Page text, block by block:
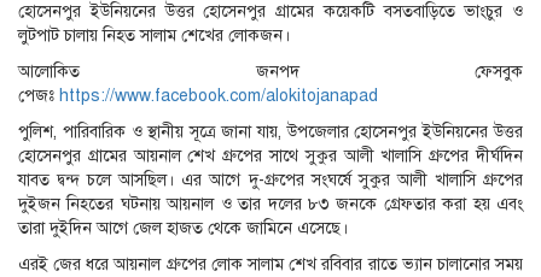
হোসেনপুর ইউনিয়নের উত্তর হোসেনপুর গ্রামের কয়েকটি বসতবাড়িতে ভাংচুর ও
লুটপাট চালায় নিহত সালাম শেখের লোকজন।
আলোকিত জনপদ ফেসবুক
পেজঃ https://www.facebook.com/alokitojanapad
পুলিশ, পারিবারিক ও স্থানীয় সূত্রে জানা যায়, উপজেলার হোসেনপুর ইউনিয়নের উত্তর
হোসেনপুর গ্রামের আয়নাল শেখ গ্রুপের সাথে সুকুর আলী খালাসি গ্রুপের দীর্ঘদিন
যাবত দ্বন্দ চলে আসছিল। এর আগে দু-গ্রুপের সংঘর্ষে সুকুর আলী খালাসি গ্রুপের
দুইজন নিহতের ঘটনায় আয়নাল ও তার দলের ৮৩ জনকে গ্রেফতার করা হয় এবং
তারা দুইদিন আগে জেল হাজত থেকে জামিনে এসেছে।
এরই জের ধরে আয়নাল গ্রুপের লোক সালাম শেখ রবিবার রাতে ভ্যান চালানোর সময়